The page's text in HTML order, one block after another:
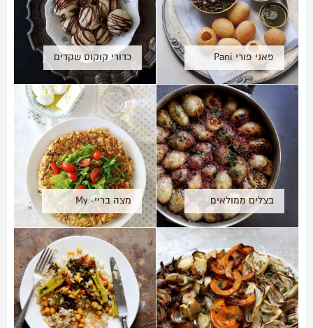
פאני פורי Pani
puri
כדורי קוקוס שקדים
בצלים ממולאים
ברוטב רימונים
מצה בריי- My
Matzah brei